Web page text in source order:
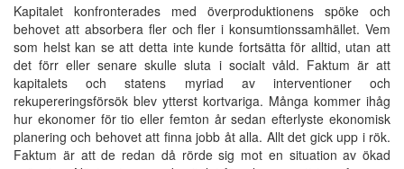
Kapitalet konfronterades med överproduktionens spöke och
behovet att absorbera fler och fler i konsumtionssamhället. Vem
som helst kan se att detta inte kunde fortsätta för alltid, utan att
det förr eller senare skulle sluta i socialt våld. Faktum är att
kapitalets och statens myriad av interventioner och
rekupereringsförsök blev ytterst kortvariga. Många kommer ihåg
hur ekonomer för tio eller femton år sedan efterlyste ekonomisk
planering och behovet att finna jobb åt alla. Allt det gick upp i rök.
Faktum är att de redan då rörde sig mot en situation av ökad